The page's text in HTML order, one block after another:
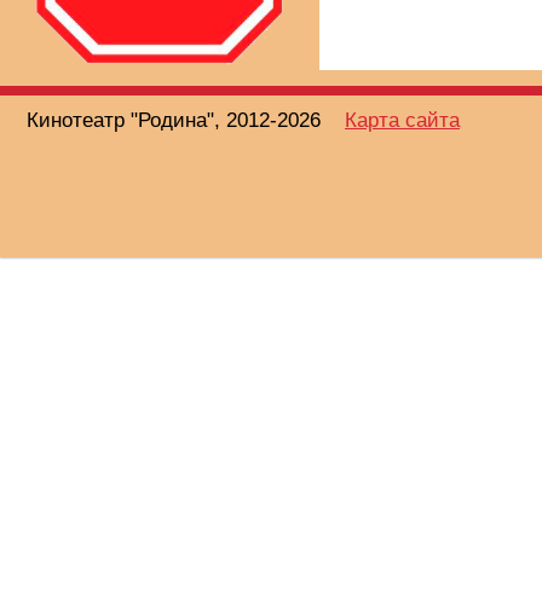
Кинотеатр "Родина", 2012-2026 Карта сайта